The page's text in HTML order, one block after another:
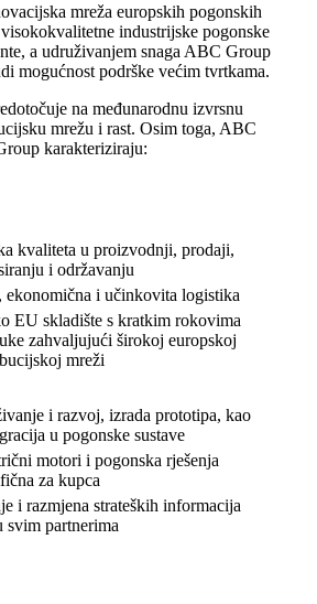
mreža europskih pogonskih
industrijske pogonske
a udruživanjem snaga ABC Group
mogućnost podrške većim tvrtkama.
na međunarodnu izvrsnu
mrežu i rast. Osim toga, ABC
karakteriziraju:
kvaliteta u proizvodnji, prodaji,
i održavanju
ekonomična i učinkovita logistika
EU skladište s kratkim rokovima
zahvaljujući širokoj europskoj
mreži
i razvoj, izrada prototipa, kao
u pogonske sustave
motori i pogonska rješenja
za kupca
i razmjena strateških informacija
svim partnerima